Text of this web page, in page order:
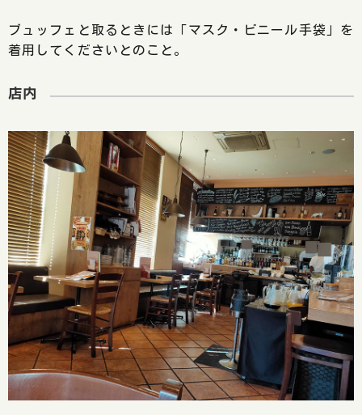
ブュッフェと取るときには「マスク・ビニール手袋」を
着用してくださいとのこと。
店内